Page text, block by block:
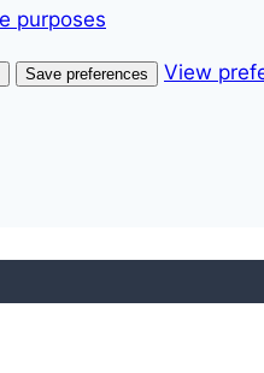
purposes
Save preferences View